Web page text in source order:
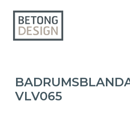
VLV065